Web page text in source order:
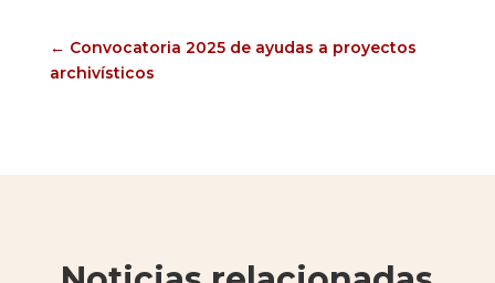
← Convocatoria 2025 de ayudas a proyectos
archivísticos